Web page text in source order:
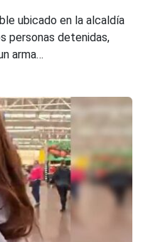
ubicado en la alcaldía
personas detenidas,
arma…